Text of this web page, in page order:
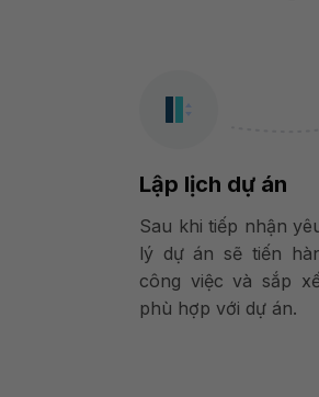
Lập lịch dự án
Sau khi tiếp nhận
lý dự án sẽ tiến
công việc và sắp
phù hợp với dự án.